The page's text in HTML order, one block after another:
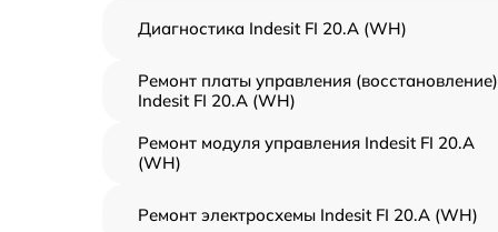
Диагностика Indesit FI 20.A (WH)
Ремонт платы управления (восстановление)
Indesit FI 20.A (WH)
Ремонт модуля управления Indesit FI 20.A
(WH)
Ремонт электросхемы Indesit FI 20.A (WH)